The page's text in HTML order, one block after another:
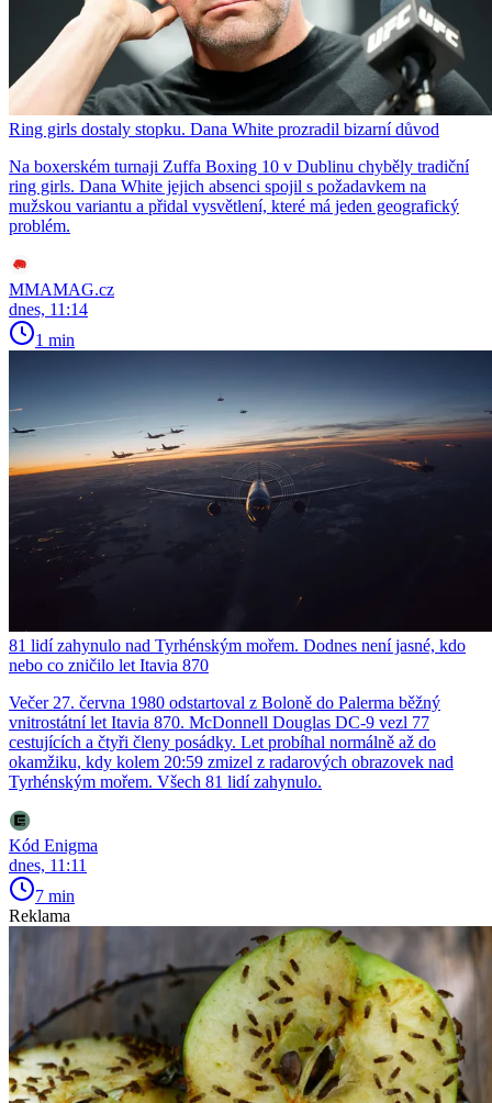
Ring girls dostaly stopku. Dana White prozradil bizarní důvod
Na boxerském turnaji Zuffa Boxing 10 v Dublinu chyběly tradiční
ring girls. Dana White jejich absenci spojil s požadavkem na
mužskou variantu a přidal vysvětlení, které má jeden geografický
problém.
MMAMAG.cz
dnes, 11:14
1 min
81 lidí zahynulo nad Tyrhénským mořem. Dodnes není jasné, kdo
nebo co zničilo let Itavia 870
Večer 27. června 1980 odstartoval z Boloně do Palerma běžný
vnitrostátní let Itavia 870. McDonnell Douglas DC-9 vezl 77
cestujících a čtyři členy posádky. Let probíhal normálně až do
okamžiku, kdy kolem 20:59 zmizel z radarových obrazovek nad
Tyrhénským mořem. Všech 81 lidí zahynulo.
Kód Enigma
dnes, 11:11
7 min
Reklama